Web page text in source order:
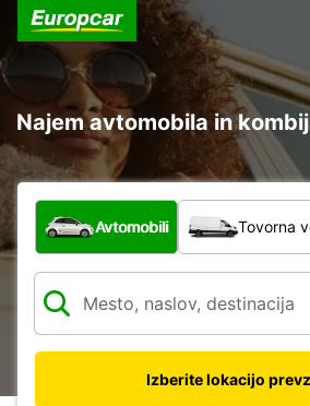
Najem avtomobila in
Katera vrsta vozila?
Avtomobili Tovorna
Izberite lokacijo